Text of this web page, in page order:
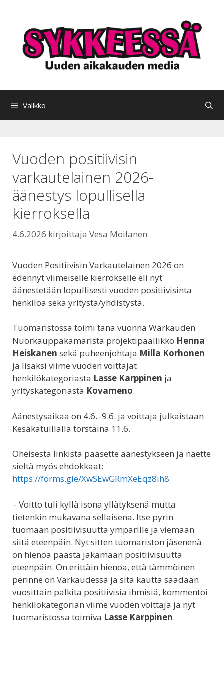
Valikko
Vuoden positiivisin
varkautelainen 2026-
äänestys lopullisella
kierroksella
4.6.2026 kirjoittaja Vesa Moilanen
Vuoden Positiivisin Varkautelainen 2026 on
edennyt viimeiselle kierrokselle eli nyt
äänestetään lopullisesti vuoden positiivisinta
henkilöä sekä yritystä/yhdistystä.
Tuomaristossa toimi tänä vuonna Warkauden
Nuorkauppakamarista projektipäällikkö Henna
Heiskanen sekä puheenjohtaja Milla Korhonen
ja lisäksi viime vuoden voittajat
henkilökategoriasta Lasse Karppinen ja
yrityskategoriasta Kovameno.
Äänestysaikaa on 4.6.–9.6. ja voittaja julkaistaan
Kesäkatuillalla torstaina 11.6.
Oheisesta linkistä pääsette äänestykseen ja näette
sieltä myös ehdokkaat:
https://forms.gle/XwSEwGRmXeEqz8ih8
– Voitto tuli kyllä isona yllätyksenä mutta
tietenkin mukavana sellaisena. Itse pyrin
tuomaan positiivisuutta ympärille ja viemään
siitä eteenpäin. Nyt sitten tuomariston jäsenenä
on hienoa päästä jakamaan positiivisuutta
eteenpäin. On erittäin hienoa, että tämmöinen
perinne on Varkaudessa ja sitä kautta saadaan
vuosittain palkita positiivisia ihmisiä, kommentoi
henkilökategorian viime vuoden voittaja ja nyt
tuomaristossa toimiva Lasse Karppinen.